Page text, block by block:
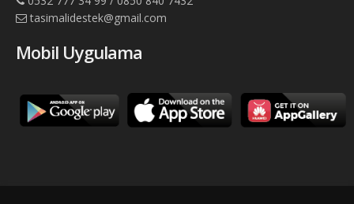
tasimalidestek@gmail.com
Mobil Uygulama